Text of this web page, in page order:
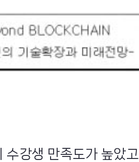
수강생 만족도가 높았고